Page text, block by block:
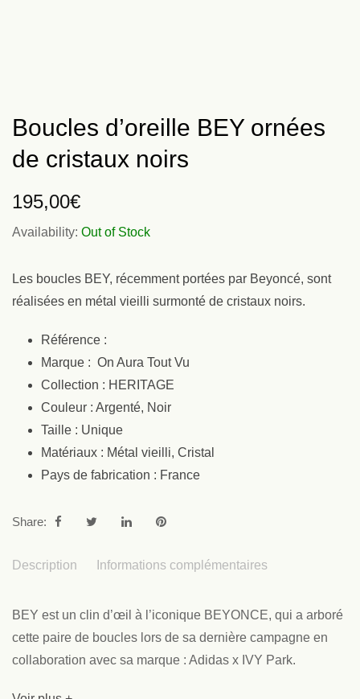
Boucles d’oreille BEY ornées
de cristaux noirs
195,00€
Availability: Out of Stock
Les boucles BEY, récemment portées par Beyoncé, sont
réalisées en métal vieilli surmonté de cristaux noirs.
Référence :
Marque : On Aura Tout Vu
Collection : HERITAGE
Couleur : Argenté, Noir
Taille : Unique
Matériaux : Métal vieilli, Cristal
Pays de fabrication : France
Share:
Description Informations complémentaires
BEY est un clin d’œil à l’iconique BEYONCE, qui a arboré
cette paire de boucles lors de sa dernière campagne en
collaboration avec sa marque : Adidas x IVY Park.